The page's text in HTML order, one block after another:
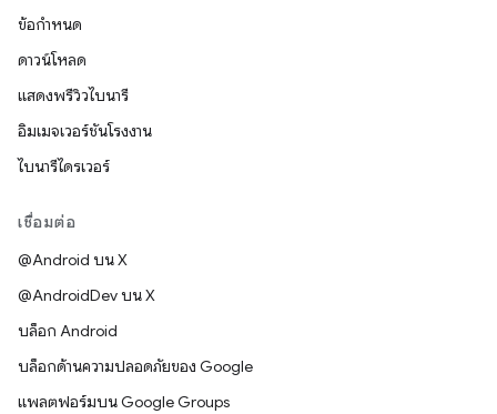
ข้อกำหนด
ดาวน์โหลด
แสดงพรีวิวไบนารี
อิมเมจเวอร์ชันโรงงาน
ไบนารีไดรเวอร์
เชื่อมต่อ
@Android บน X
@AndroidDev บน X
บล็อก Android
บล็อกด้านความปลอดภัยของ Google
แพลตฟอร์มบน Google Groups